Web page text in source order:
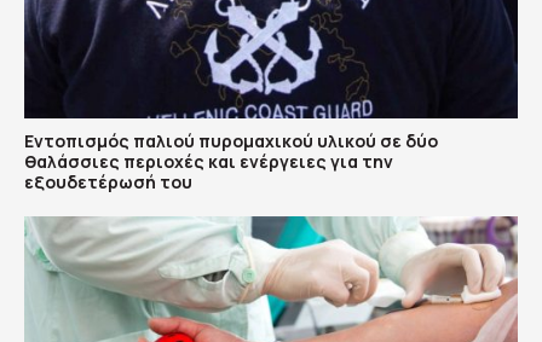
Εντοπισμός παλιού πυρομαχικού υλικού σε δύο
θαλάσσιες περιοχές και ενέργειες για την
εξουδετέρωσή του